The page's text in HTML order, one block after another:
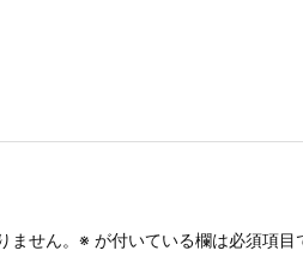
ません。 ※ が付いている欄は必須項目